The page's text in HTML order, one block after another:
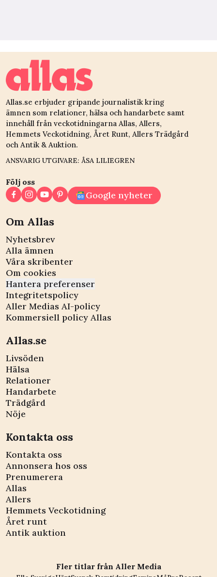
Allas.se erbjuder gripande journalistik kring
ämnen som relationer, hälsa och handarbete samt
innehåll från veckotidningarna Allas, Allers,
Hemmets Veckotidning, Året Runt, Allers Trädgård
och Antik & Auktion.
ANSVARIG UTGIVARE: ÅSA LILIEGREN
Följ oss
Google nyheter
Om Allas
Nyhetsbrev
Alla ämnen
Våra skribenter
Om cookies
Hantera preferenser
Integritetspolicy
Aller Medias AI-policy
Kommersiell policy Allas
Allas.se
Livsöden
Hälsa
Relationer
Handarbete
Trädgård
Nöje
Kontakta oss
Kontakta oss
Annonsera hos oss
Prenumerera
Allas
Allers
Hemmets Veckotidning
Året runt
Antik auktion
Fler titlar från Aller Media